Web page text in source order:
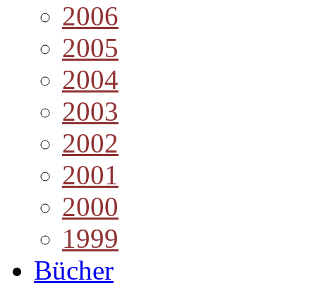
2006
2005
2004
2003
2002
2001
2000
1999
Bücher